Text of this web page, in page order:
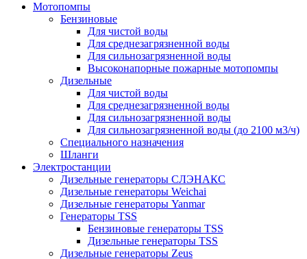
Мотопомпы
Бензиновые
Для чистой воды
Для среднезагрязненной воды
Для сильнозагрязненной воды
Высоконапорные пожарные мотопомпы
Дизельные
Для чистой воды
Для среднезагрязненной воды
Для сильнозагрязненной воды
Для сильнозагрязненной воды (до 2100 м3/ч)
Специального назначения
Шланги
Электростанции
Дизельные генераторы СЛЭНАКС
Дизельные генераторы Weichai
Дизельные генераторы Yanmar
Генераторы TSS
Бензиновые генераторы TSS
Дизельные генераторы TSS
Дизельные генераторы Zeus